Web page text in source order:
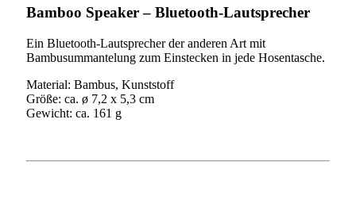
Bamboo Speaker – Bluetooth-Lautsprecher
Ein Bluetooth-Lautsprecher der anderen Art mit
Bambusummantelung zum Einstecken in jede Hosentasche.
Material: Bambus, Kunststoff
Größe: ca. ø 7,2 x 5,3 cm
Gewicht: ca. 161 g